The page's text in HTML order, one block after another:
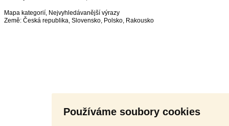
Používáme soubory cookies
Mapa kategorií, Nejvyhledávanější výrazy
Země: Česká republika, Slovensko, Polsko, Rakousko